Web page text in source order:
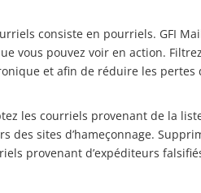
consiste en pourriels. GFI
vous pouvez voir en action.
et afin de réduire les
les courriels provenant de la
des sites d’hameçonnage.
provenant d’expéditeurs